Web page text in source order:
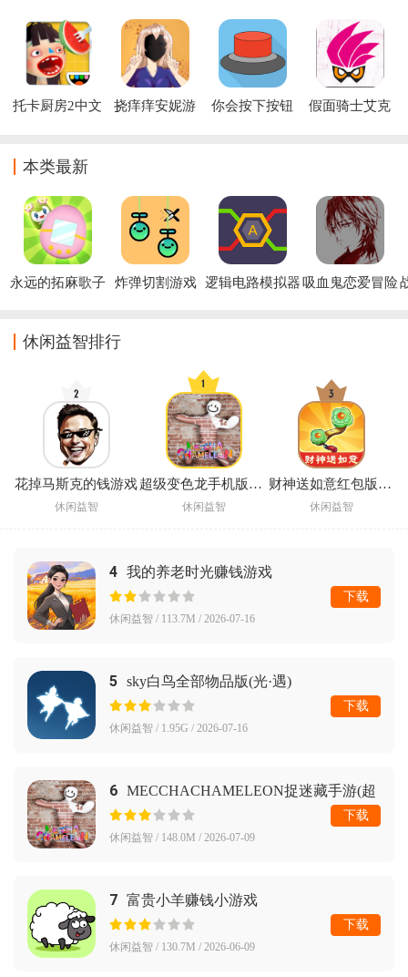
(Sky免资格）
托卡厨房2中文
挠痒痒安妮游
你会按下按钮
假面骑士艾克
载
本类最新
永远的拓麻歌子
炸弹切割游戏 逻辑电路模拟器 吸血鬼恋爱冒险
休闲益智排行
花掉马斯克的钱游戏
休闲益智
超级变色龙手机版正版
休闲益智
财神送如意红包版赚钱
休闲益智
4 我的养老时光赚钱游戏
休闲益智 / 113.7M / 2026-07-16
下载
5 sky白鸟全部物品版(光·遇)
休闲益智 / 1.95G / 2026-07-16
下载
6 MECCHACHAMELEON捉迷藏手游(超
级变色龙)
休闲益智 / 148.0M / 2026-07-09
下载
7 富贵小羊赚钱小游戏
休闲益智 / 130.7M / 2026-06-09
下载